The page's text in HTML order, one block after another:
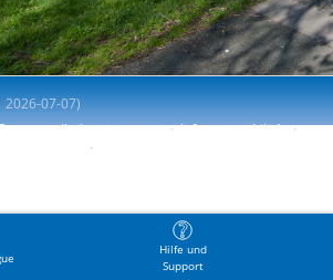
Hilfe und
Support
2026-07-07)
l'administrateur
Info accessibilité